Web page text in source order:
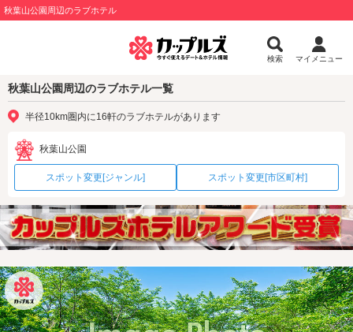
秋葉山公園周辺のラブホテル
検索 マイメニュー
秋葉山公園周辺のラブホテル一覧
半径10km圏内に16軒のラブホテルがあります
秋葉山公園
スポット変更[ジャンル] スポット変更[市区町村]